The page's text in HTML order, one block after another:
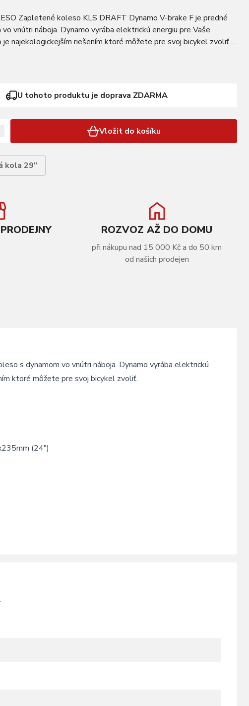
Zapletené koleso KLS DRAFT Dynamo V-brake F je predné
vnútri náboja. Dynamo vyrába elektrickú energiu pre Vaše
najekologickejším riešením ktoré môžete pre svoj bicykel zvoliť.
U tohoto produktu je doprava ZDARMA
Vložit do košíku
kola 29"
ROZVOZ AŽ DO DOMU
při nákupu nad 15 000 Kč a do 50 km
od našich prodejen
s dynamom vo vnútri náboja. Dynamo vyrába elektrickú
ktoré môžete pre svoj bicykel zvoliť.
(24")